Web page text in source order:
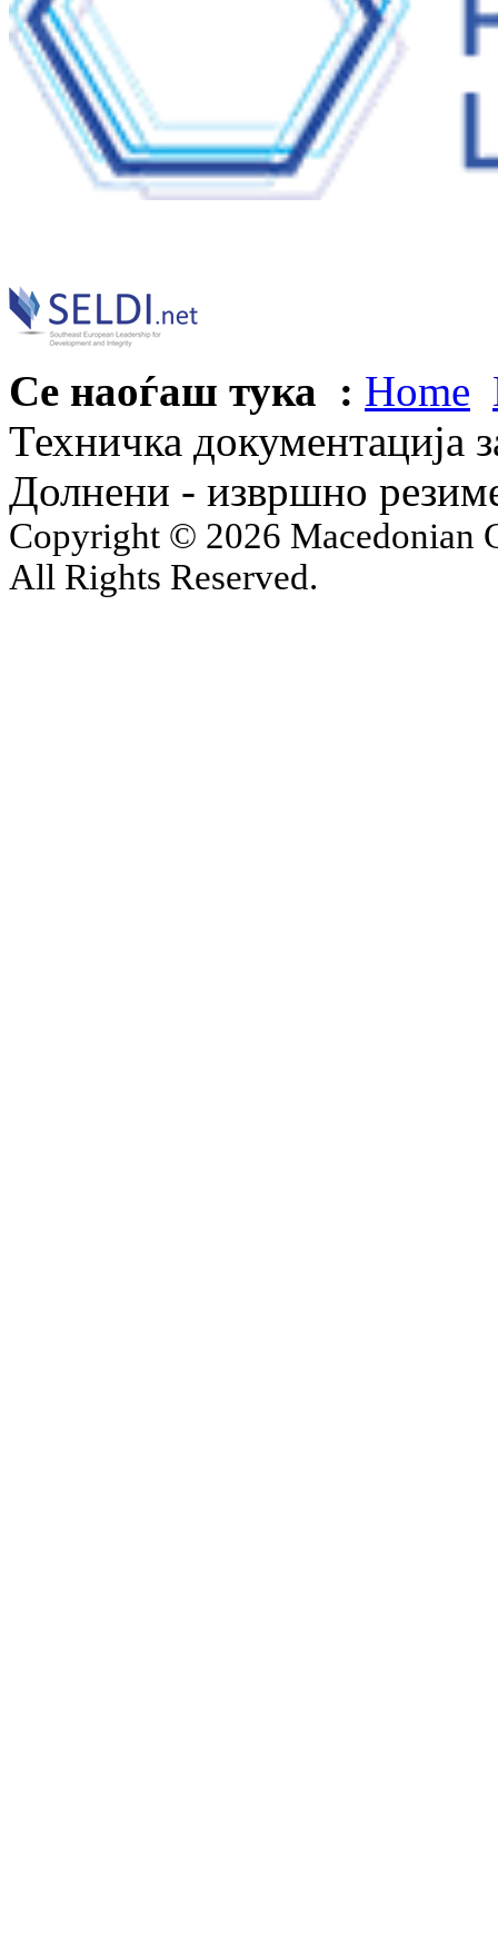
Се наоѓаш тука : Home
Техничка документација
Долнени - извршно
Copyright © 2026 Macedonian
All Rights Reserved.